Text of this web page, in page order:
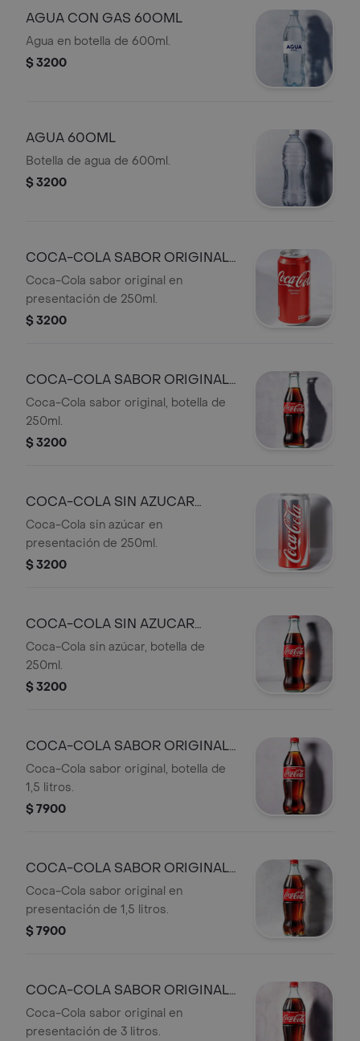
AGUA CON GAS 60OML
Agua en botella de 600ml.
$ 3200
AGUA 60OML
Botella de agua de 600ml.
$ 3200
COCA-COLA SABOR ORIGINAL
250ML
Coca-Cola sabor original en
presentación de 250ml.
$ 3200
COCA-COLA SABOR ORIGINAL
250ML
Coca-Cola sabor original, botella de
250ml.
$ 3200
COCA-COLA SIN AZUCAR
250ML
Coca-Cola sin azúcar en
presentación de 250ml.
$ 3200
COCA-COLA SIN AZUCAR
250ML
Coca-Cola sin azúcar, botella de
250ml.
$ 3200
COCA-COLA SABOR ORIGINAL
1,5L
Coca-Cola sabor original, botella de
1,5 litros.
$ 7900
COCA-COLA SABOR ORIGINAL
1,5L
Coca-Cola sabor original en
presentación de 1,5 litros.
$ 7900
COCA-COLA SABOR ORIGINAL
3L
Coca-Cola sabor original en
presentación de 3 litros.